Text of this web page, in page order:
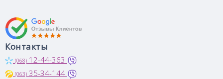
Контакты
(068) 12-44-363
(063) 35-34-144